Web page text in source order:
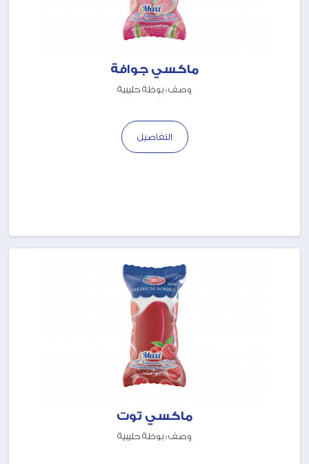
ماكسي جوافة
وصف : بوظة حليبية
التفاصيل
ماكسي توت
وصف : بوظة حليبية